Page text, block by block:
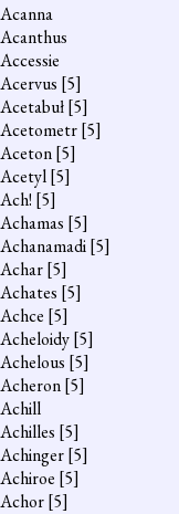
Acanna
Acanthus
Accessie
Acervus [5]
Acetabuł[5]
Acetometr[5]
Aceton[5]
Acetyl[5]
Ach! [5]
Achamas [5]
Achanamadi[5]
Achar[5]
Achates [5]
Achce [5]
Acheloidy[5]
Achelous [5]
Acheron[5]
Achill
Achilles [5]
Achinger[5]
Achiroe [5]
Achor[5]